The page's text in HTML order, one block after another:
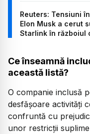
Reuters: Tensiuni
Elon Musk a cerut
Starlink în războiul
Ce înseamnă
această listă?
O companie inclusă
desfășoare activități
confruntă cu
unor restricții